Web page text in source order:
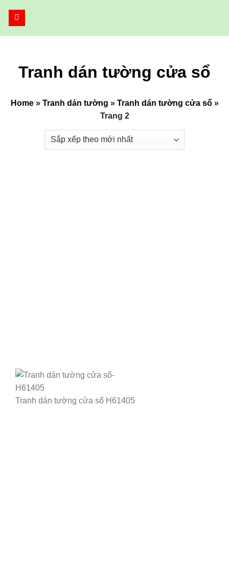
Tranh dán tường cửa sổ
Home» Tranh dán tường » Tranh dán tường cửa sổ»
Trang 2
Tranh dán tường cửa sổ H61405